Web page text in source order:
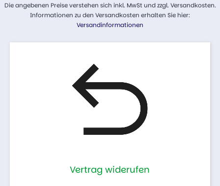
Die angebenen Preise verstehen sich inkl. MwSt und zzgl. Versandkosten.
Informationen zu den Versandkosten erhalten Sie hier:
Versandinformationen
Vertrag widerufen